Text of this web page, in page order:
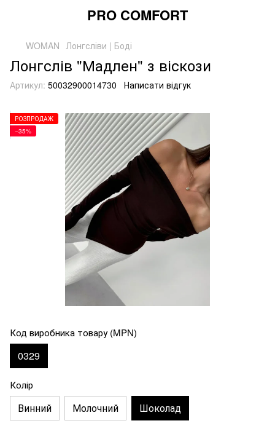
PRO COMFORT
WOMAN Лонгсліви | Боді
Лонгслів "Мадлен" з віскози
Артикул: 50032900014730 Написати відгук
РОЗПРОДАЖ
−35%
Код виробника товару (MPN)
0329
Колір
Винний Молочний Шоколад